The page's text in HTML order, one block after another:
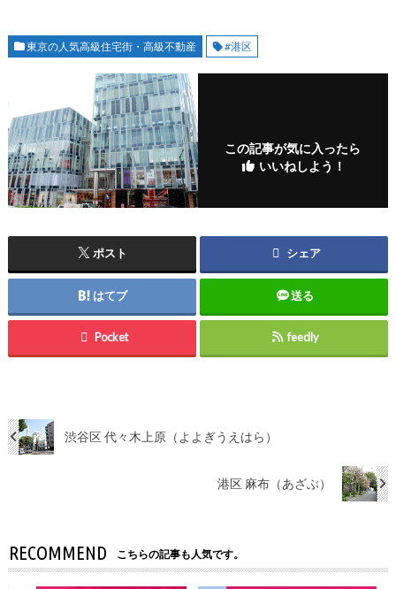
東京の人気高級住宅街・高級不動産 #港区
この記事が気に入ったら
いいねしよう！
ポスト シェア
はてブ 送る
Pocket feedly
渋谷区 代々木上原（よよぎうえはら）
港区 麻布（あざぶ）
RECOMMEND こちらの記事も人気です。